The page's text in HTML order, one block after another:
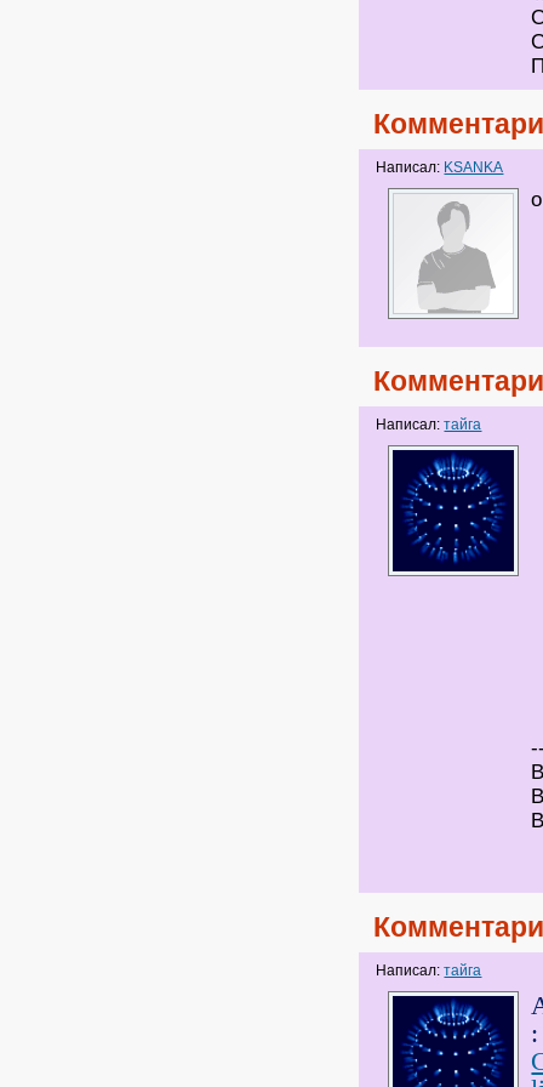
Написал: KSANKA
Написал:тайга
Написал:тайга